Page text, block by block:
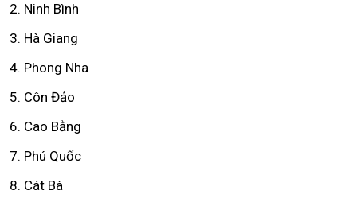
2. Ninh Bình
3. Hà Giang
4. Phong Nha
5. Côn Đảo
6. Cao Bằng
7. Phú Quốc
8. Cát Bà